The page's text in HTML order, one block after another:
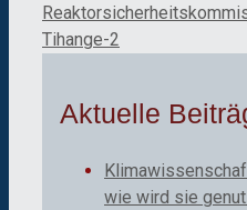
Tihange-2
Aktuelle
wie wird sie